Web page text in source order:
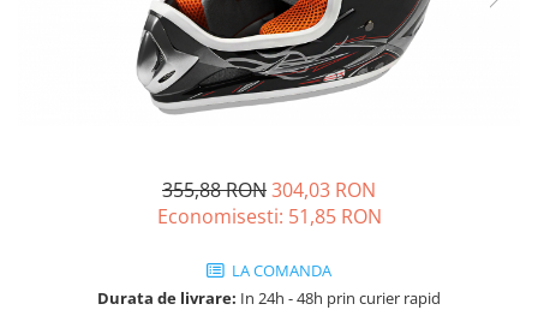
355,88 RON304,03 RON
Economisesti: 51,85 RON
LA COMANDA
Durata de livrare: In 24h - 48h prin curier rapid